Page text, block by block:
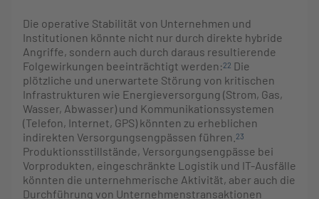
Die operative Stabilität von Unternehmen und
Institutionen könnte nicht nur durch direkte hybride
Angriffe, sondern auch durch daraus resultierende
Folgewirkungen beeinträchtigt werden:22 Die
plötzliche und unerwartete Störung von kritischen
Infrastrukturen wie Energieversorgung (Strom, Gas,
Wasser, Abwasser) und Kommunikationssystemen
(Telefon, Internet, GPS) könnten zu erheblichen
indirekten Versorgungsengpässen führen. 23
Produktionsstillstände, Versorgungsengpässe bei
Vorprodukten, eingeschränkte Logistik und IT-Ausfälle
könnten die unternehmerische Aktivität, aber auch die
Durchführung von Unternehmenstransaktionen